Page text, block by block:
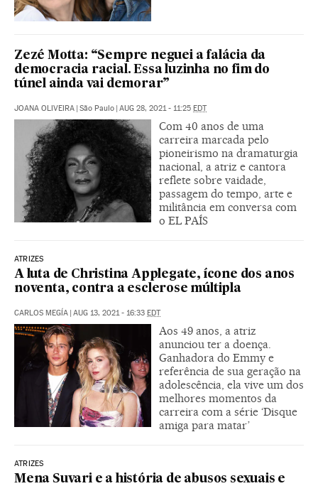
Zezé Motta: “Sempre neguei a falácia da
democracia racial. Essa luzinha no fim do
túnel ainda vai demorar”
JOANA OLIVEIRA | São Paulo | AUG 28, 2021 - 11:25 EDT
Com 40 anos de uma
carreira marcada pelo
pioneirismo na dramaturgia
nacional, a atriz e cantora
reflete sobre vaidade,
passagem do tempo, arte e
militância em conversa com
o EL PAÍS
ATRIZES
A luta de Christina Applegate, ícone dos anos
noventa, contra a esclerose múltipla
CARLOS MEGÍA | AUG 13, 2021 - 16:33 EDT
Aos 49 anos, a atriz
anunciou ter a doença.
Ganhadora do Emmy e
referência de sua geração na
adolescência, ela vive um dos
melhores momentos da
carreira com a série ‘Disque
amiga para matar’
ATRIZES
Mena Suvari e a história de abusos sexuais e